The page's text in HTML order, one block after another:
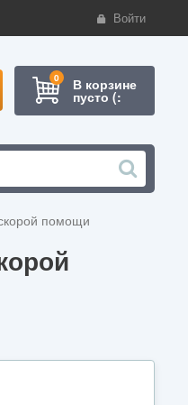
Войти
0 В корзине
пусто (:
помощи